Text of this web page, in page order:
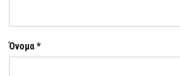
Όνομα *